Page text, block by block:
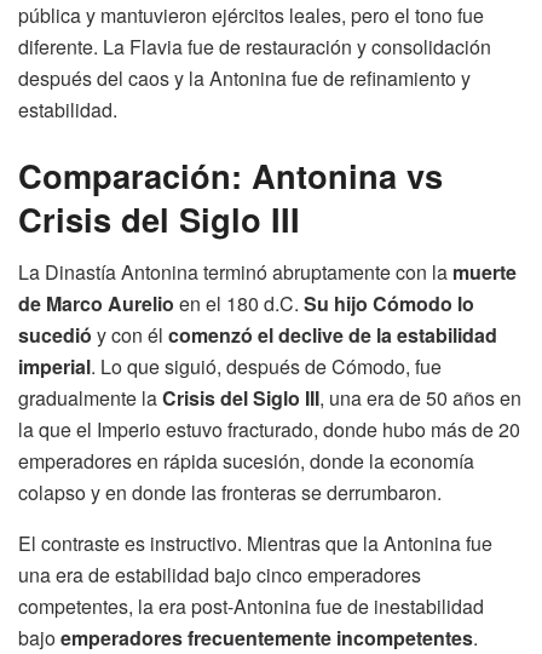
pública y mantuvieron ejércitos leales, pero el tono fue
diferente. La Flavia fue de restauración y consolidación
después del caos y la Antonina fue de refinamiento y
estabilidad.
Comparación: Antonina vs
Crisis del Siglo III
La Dinastía Antonina terminó abruptamente con la muerte
de Marco Aurelio en el 180 d.C. Su hijo Cómodo lo
sucedió y con él comenzó el declive de la estabilidad
imperial. Lo que siguió, después de Cómodo, fue
gradualmente laCrisis del Siglo III, una era de 50 años en
la que el Imperio estuvo fracturado, donde hubo más de 20
emperadores en rápida sucesión, donde la economía
colapso y en donde las fronteras se derrumbaron.
El contraste es instructivo. Mientras que la Antonina fue
una era de estabilidad bajo cinco emperadores
competentes, la era post-Antonina fue de inestabilidad
bajoemperadores frecuentemente incompetentes.